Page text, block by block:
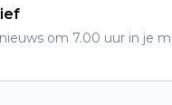
om 7.00 uur in je